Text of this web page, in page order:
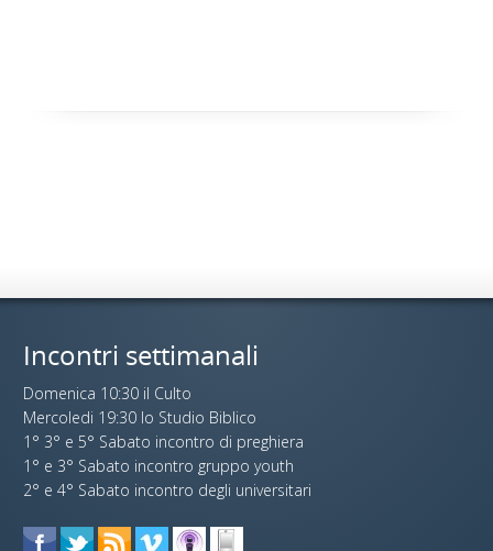
Incontri settimanali
Domenica 10:30 il Culto
Mercoledi 19:30 lo Studio Biblico
1° 3° e 5° Sabato incontro di preghiera
1° e 3° Sabato incontro gruppo youth
2° e 4° Sabato incontro degli universitari